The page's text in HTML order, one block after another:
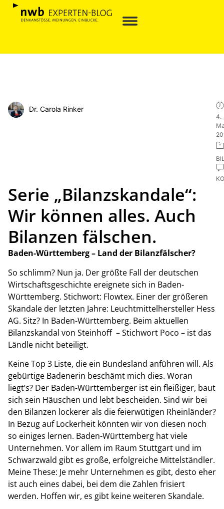
Dr. Carola Rinker
4.
Serie „Bilanzskandale“:
Wir können alles. Auch
Bilanzen fälschen.
Baden-Württemberg – Land der Bilanzfälscher?
So schlimm? Nun ja. Der größte Fall der deutschen
Wirtschaftsgeschichte ereignete sich in Baden-
Württemberg. Stichwort: Flowtex. Einer der größeren
Skandale der letzten Jahre: Leuchtmittelhersteller Hess
AG. Sitz? In Baden-Württemberg. Beim aktuellen
Bilanzskandal von Steinhoff – Stichwort Poco – ist das
Ländle nicht beteiligt.
Keine Top 3 Liste, die ein Bundesland anführen will. Als
gebürtige Badenerin beschämt mich dies. Woran
liegt’s? Der Baden-Württemberger ist ein fleißiger, baut
sich sein Häuschen und lebt bescheiden. Sind wir bei
den Bilanzen lockerer als die feierwütigen Rheinländer?
In Bezug auf Lockerheit könnten wir von diesen noch
so einiges lernen. Baden-Württemberg hat viele
Unternehmen. Vor allem im Raum Stuttgart und im
Schwarzwald gibt es große, erfolgreiche Mittelständler.
Meine These: Je mehr Unternehmen es gibt, desto eher
ist auch eines dabei, bei dem die Zahlen frisiert
werden. Hoffen wir, es gibt keine weiteren Skandale.